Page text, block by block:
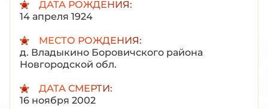
ДАТА РОЖДЕНИЯ:
14 апреля 1924
МЕСТО РОЖДЕНИЯ:
д. Владыкино Боровичского района
Новгородской обл.
ДАТА СМЕРТИ:
16 ноября 2002